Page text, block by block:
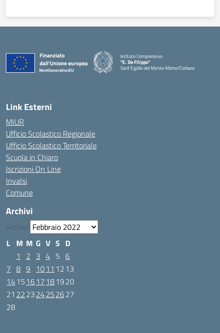
Istituto Comprensivo
"E. De Filippo"
Sant'Egidio del Monte Albino/Corbara
Link Esterni
MIUR
Ufficio Scolastico Regionale
Ufficio Scolastico Territoriale
Scuola in Chiaro
Iscrizioni On Line
Invalsi
Comune
Archivi
Archivi
L M M G V S D
1
2 3 4 5 6
7 8 9 1011 12 13
1415 1617 181920
21 222324252627
28